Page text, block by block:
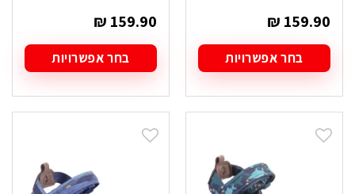
₪ 159.90
בחר אפשרויות
זה
יש
סוגים.
₪ 159.90
בחר אפשרויות
זה
יש
סוגים.